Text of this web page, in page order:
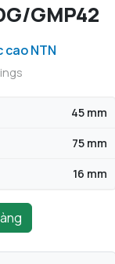
GMP42
NTN
45 mm
75 mm
16 mm